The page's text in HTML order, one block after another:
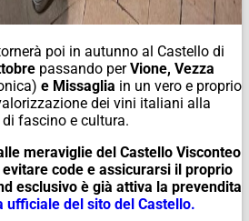
poi in autunno al Castello di
passando perVione, Vezza
e Missaglia in un vero e proprio
dei vini italiani alla
fascino e cultura.
meraviglie del Castello Visconteo
code e assicurarsi il proprio
esclusivo è già attiva la prevendita
ufficiale del sito del Castello.